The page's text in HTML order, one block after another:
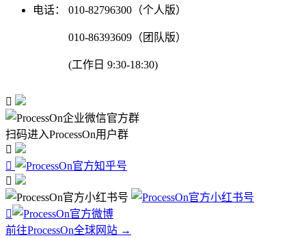
电话：
010-82796300（个人版）
010-86393609（团队版）
(工作日 9:30-18:30)

扫码进入ProcessOn用户群




前往ProcessOn全球网站 →